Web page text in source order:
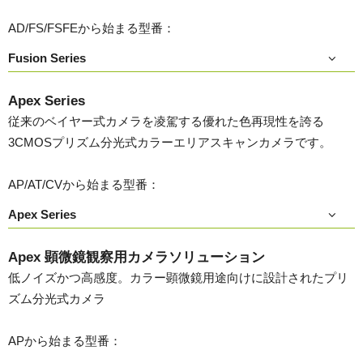
AD/FS/FSFEから始まる型番：
Fusion Series
Apex Series
従来のベイヤー式カメラを凌駕する優れた色再現性を誇る
3CMOSプリズム分光式カラーエリアスキャンカメラです。
AP/AT/CVから始まる型番：
Apex Series
Apex 顕微鏡観察用カメラソリューション
低ノイズかつ高感度。カラー顕微鏡用途向けに設計されたプリ
ズム分光式カメラ
APから始まる型番：